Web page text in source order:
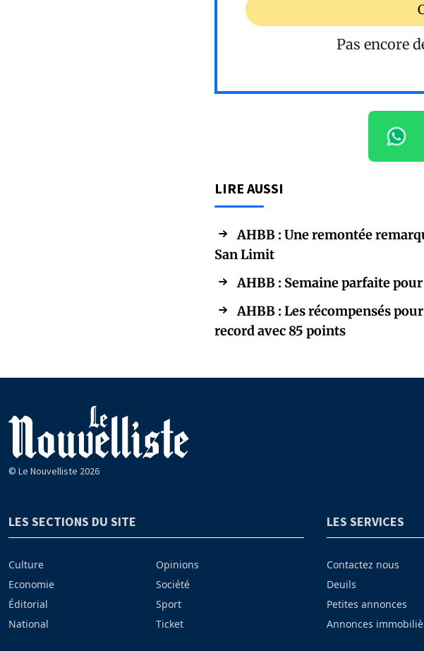
Pas encore
LIRE AUSSI
AHBB : Une remontée
San Limit
AHBB : Semaine parfaite
AHBB : Les récompensés
record avec 85 points
© Le Nouvelliste 2026
LES SECTIONS DU SITE
Culture
Economie
Éditorial
National
Opinions
Société
Sport
Ticket
LES SERVICES
Contactez nous
Deuils
Petites annonces
Annonces